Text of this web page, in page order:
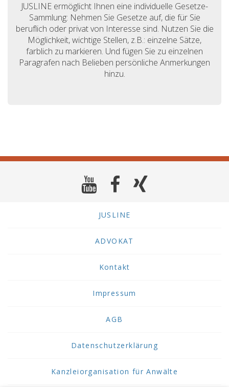
JUSLINE ermöglicht Ihnen eine individuelle Gesetze-
Sammlung: Nehmen Sie Gesetze auf, die für Sie
beruflich oder privat von Interesse sind. Nutzen Sie die
Möglichkeit, wichtige Stellen, z.B.: einzelne Sätze,
farblich zu markieren. Und fügen Sie zu einzelnen
Paragrafen nach Belieben persönliche Anmerkungen
hinzu.
JUSLINE
ADVOKAT
Kontakt
Impressum
AGB
Datenschutzerklärung
Kanzleiorganisation für Anwälte